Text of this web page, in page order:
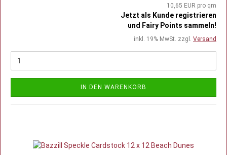
10,65 EUR pro qm
Jetzt als Kunde registrieren
und Fairy Points sammeln!
inkl. 19% MwSt. zzgl. Versand
IN DEN WARENKORB